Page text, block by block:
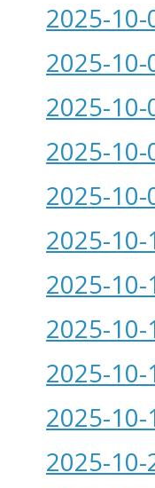
2025-
2025-
2025-
2025-
2025-
2025-
2025-
2025-
2025-
2025-
2025-